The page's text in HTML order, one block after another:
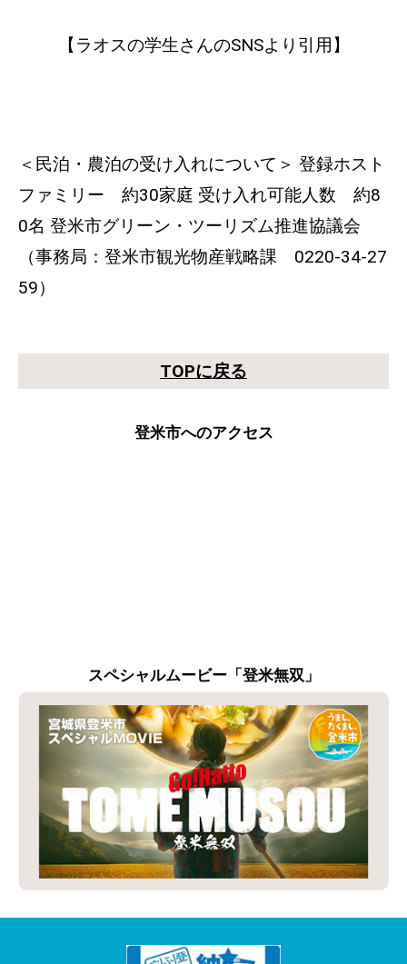
【ラオスの学生さんのSNSより引用】
＜民泊・農泊の受け入れについて＞ 登録ホスト
ファミリー 約30家庭 受け入れ可能人数 約8
0名 登米市グリーン・ツーリズム推進協議会
（事務局：登米市観光物産戦略課 0220-34-27
59）
TOPに戻る
登米市へのアクセス
スペシャルムービー「登米無双」